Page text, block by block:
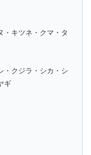
・キツネ・クマ・タ
・クジラ・シカ・シ
ギ